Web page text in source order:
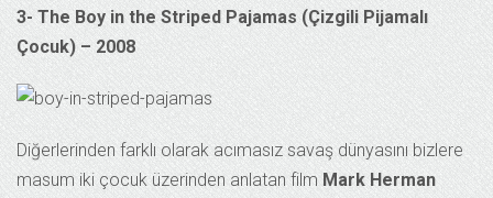
3- The Boy in the Striped Pajamas (Çizgili Pijamalı
Çocuk) – 2008
Diğerlerinden farklı olarak acımasız savaş dünyasını bizlere
masum iki çocuk üzerinden anlatan film Mark Herman